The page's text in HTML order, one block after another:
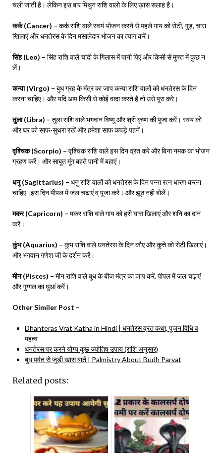
चली जाती है। लेकिन इस बार मिथुन राशि वालो के लिए ख़ास सलाह है।
कर्क (Cancer) – कर्क राशि वाले स्वयं भोजन करने से पहले गाय को रोटी, गुड़, चारा
खिलाएं और धनतेरस के दिन मसालेदार भोजन का त्याग करें।
सिंह (Leo) – सिंह राशि वाले चांदी के गिलास में पानी पिएं और किसी से मुफ्त में कुछ न
लें।
कन्या (Virgo) – बुध ग्रह के मंत्र का जाप कन्या राशि वालों को धनतेरस के दिन
करना चाहिए। और यदि आप किसी से कोई वादा करते है तो उसे पूरा करे।
तुला (Libra) – तुला राशि वाले भगवान विष्णु और श्री कृष्ण की पूजा करें। स्वयं को
और घर को साफ-सुथरा रखें और हमेशा साफ कपड़े पहनें।
वृश्चिक (Scorpio) – वृश्चिक राशि वाले इस दिन व्रत करे और बिना नमक का भोजन
ग्रहण करें। और साबूत मूंग बहते पानी में बहाएं।
धनु (Sagittarius) – धनु राशि वालों को धनतेरस के दिन पन्ना रत्न धारण करना
चाहिए।इस दिन पीपल में जल चढ़ाएं व् पूजा करे। और झूठ नही बोलें।
मकर (Capricorn) – मकर राशि वाले गाय को हरी घास खिलाएं और शनि का दान
करें।
कुंभ (Aquarius) – कुंभ राशि वाले धनतेरस के दिन कौए और कुत्ते को रोटी खिलाएं।
और भगवान गणेश जी के दर्शन करें।
मीन (Pisces) – मीन राशि वाले बुध के बीज मंत्र का जाप करें, पीपल में जल चढ़ाएं
और गुग्गल का धुआं करें।
Other Similer Post –
Dhanteras Vrat Katha in Hindi | धनतेरस व्रत कथा, पूजन विधि व
महत्व
धनतेरस पर करने योग्य कुछ ज्योतिष उपाय (राशि अनुसार)
बुध पर्वत से जुडी ख़ास बातें | Palmistry About Budh Parvat
Related posts: